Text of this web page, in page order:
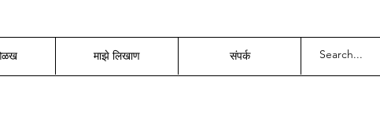
माझे लिखाण संपर्क